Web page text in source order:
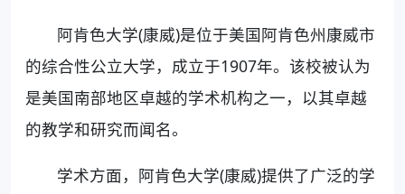
阿肯色大学(康威)是位于美国阿肯色州康威市
的综合性公立大学，成立于1907年。该校被认为
是美国南部地区卓越的学术机构之一，以其卓越
的教学和研究而闻名。
学术方面，阿肯色大学(康威)提供了广泛的学